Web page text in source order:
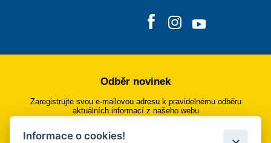
Odběr novinek
Zaregistrujte svou e-mailovou adresu k pravidelnému odběru
aktuálních informací z našeho webu
Přihlásit se k odběru
Informace o cookies!